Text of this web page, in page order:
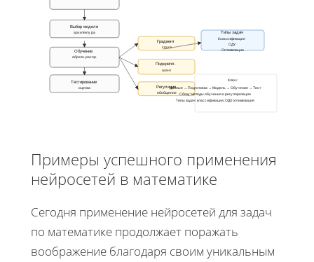
Выбор модели
архитектура
Обучение
обратн. распр.
Тестирование
оценка
Градиент
спуск
Типы задач
Классификация
ОДУ
Оптимизация
Подкрепл.
агент
Регуляция
обобщение
Ключ:
Данные → Подготовка → Модель → Обучение → Тест
Сбоку: методы обучения и регуляризация
Типы задач: классификация, ОДУ, оптимизация
Примеры успешного применения
нейросетей в математике
Сегодня применение нейросетей для задач
по математике продолжает поражать
воображение благодаря своим уникальным